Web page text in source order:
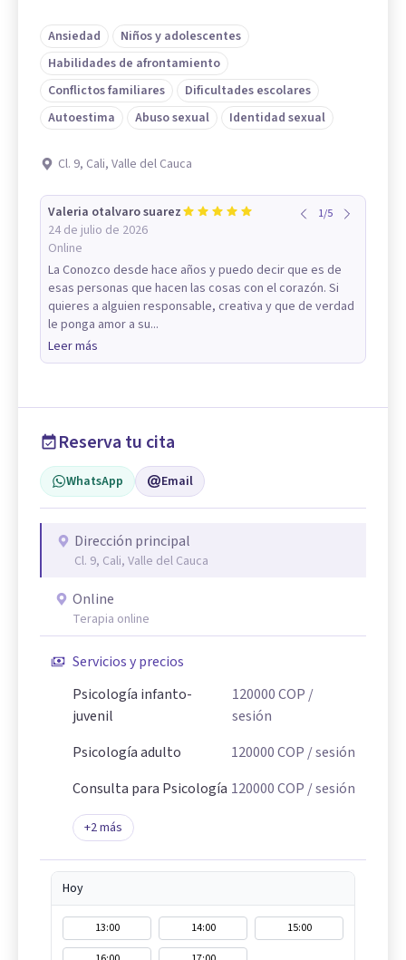
Ansiedad
Niños y adolescentes
Habilidades de afrontamiento
Conflictos familiares
Dificultades escolares
Autoestima
Abuso sexual Identidad sexual
Cl. 9, Cali, Valle del Cauca
Valeria otalvaro suarez
24 de julio de 2026
Online
1/5
La Conozco desde hace años y puedo decir que es de
esas personas que hacen las cosas con el corazón. Si
quieres a alguien responsable, creativa y que de verdad
le ponga amor a su...
Leer más
Reserva tu cita
WhatsApp Email
Dirección principal
Cl. 9, Cali, Valle del Cauca
Online
Terapia online
Servicios y precios
Psicología infanto-
juvenil
120000COP /
sesión
Psicología adulto
120000COP / sesión
Consulta para Psicología 120000COP / sesión
+2más
Hoy
13:00 14:00
15:00